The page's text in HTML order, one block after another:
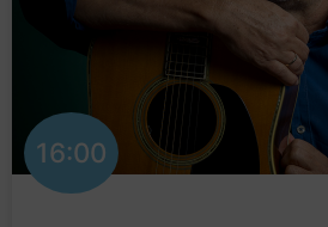
16:00